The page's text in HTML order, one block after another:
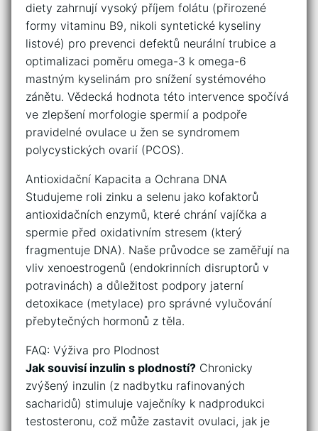
diety zahrnují vysoký příjem folátu (přirozené
formy vitaminu B9, nikoli syntetické kyseliny
listové) pro prevenci defektů neurální trubice a
optimalizaci poměru omega-3 k omega-6
mastným kyselinám pro snížení systémového
zánětu. Vědecká hodnota této intervence spočívá
ve zlepšení morfologie spermií a podpoře
pravidelné ovulace u žen se syndromem
polycystických ovarií (PCOS).
Antioxidační Kapacita a Ochrana DNA
Studujeme roli zinku a selenu jako kofaktorů
antioxidačních enzymů, které chrání vajíčka a
spermie před oxidativním stresem (který
fragmentuje DNA). Naše průvodce se zaměřují na
vliv xenoestrogenů (endokrinních disruptorů v
potravinách) a důležitost podpory jaterní
detoxikace (metylace) pro správné vylučování
přebytečných hormonů z těla.
FAQ: Výživa pro Plodnost
Jak souvisí inzulin s plodností? Chronicky
zvýšený inzulin (z nadbytku rafinovaných
sacharidů) stimuluje vaječníky k nadprodukci
testosteronu, což může zastavit ovulaci, jak je